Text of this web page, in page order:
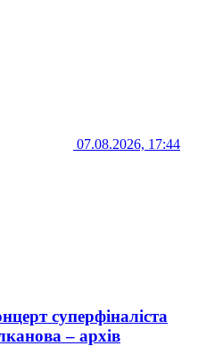
07.08.2026, 17:44
суперфіналіста
– архів